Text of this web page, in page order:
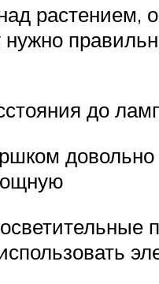
до